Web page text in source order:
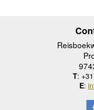
T:
E: